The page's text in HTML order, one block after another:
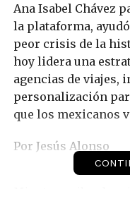
Ana Isabel Chávez
la plataforma,
peor crisis de la
hoy lidera una
agencias de
personalización
que los mexicanos
Por Jesús Alonso